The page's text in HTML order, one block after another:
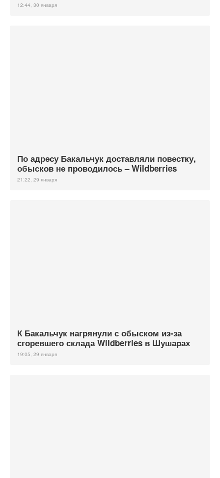
12:44, 30 января
По адресу Бакальчук доставляли повестку,
обысков не проводилось – Wildberries
21:22, 29 января
К Бакальчук нагрянули с обыском из-за
сгоревшего склада Wildberries в Шушарах
19:05, 29 января